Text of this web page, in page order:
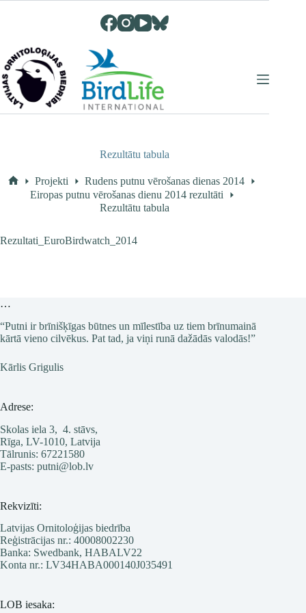
Rezultātu tabula
Home
Projekti
Rudens putnu vērošanas dienas 2014
Eiropas putnu vērošanas dienu 2014 rezultāti
Rezultātu tabula
Rezultati_EuroBirdwatch_2014
…
“Putni ir brīnišķīgas būtnes un mīlestība uz tiem brīnumainā
kārtā vieno cilvēkus. Pat tad, ja viņi runā dažādās valodās!”
Kārlis Grigulis
Adrese:
Skolas iela 3, 4. stāvs,
Rīga, LV-1010, Latvija
Tālrunis: 67221580
E-pasts: putni@lob.lv
Rekvizīti:
Latvijas Ornitoloģijas biedrība
Reģistrācijas nr.: 40008002230
Banka: Swedbank, HABALV22
Konta nr.: LV34HABA000140J035491
LOB iesaka: